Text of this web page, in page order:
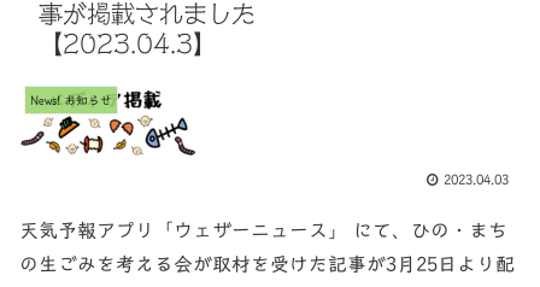
事が掲載されました
【2023.04.3】
News! お知らせ
2023.04.03
天気予報アプリ「ウェザーニュース」 にて、ひの・まち
の生ごみを考える会が取材を受けた記事が3月25日より配